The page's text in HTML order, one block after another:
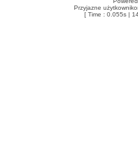
Przyjazne
[ Time : 0.055s |